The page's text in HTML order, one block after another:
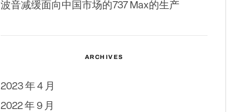
波音减缓面向中国市场的737 Max的生产
ARCHIVES
2023 年 4 月
2022 年 9 月